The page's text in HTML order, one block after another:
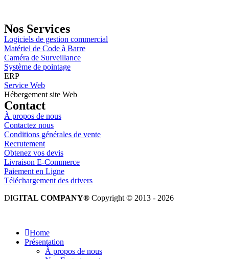
Nos Services
Logiciels de gestion commercial
Matériel de Code à Barre
Caméra de Surveillance
Système de pointage
ERP
Service Web
Hébergement site Web
Contact
À propos de nous
Contactez nous
Conditions générales de vente
Recrutement
Obtenez vos devis
Livraison E-Commerce
Paiement en Ligne
Téléchargement des drivers
DIGITAL COMPANY® Copyright © 2013 - 2026
Home
Présentation
À propos de nous